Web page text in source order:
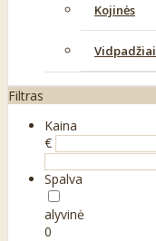
Kojinės
Vidpadžiai
Filtras
Kaina
€
Spalva
alyvinė
0